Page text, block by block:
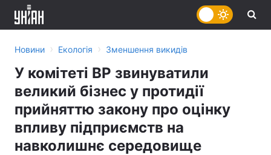
Новини › Екологія › Зменшення викидів
У комітеті ВР звинуватили
великий бізнес у протидії
прийняттю закону про оцінку
впливу підприємств на
навколишнє середовище